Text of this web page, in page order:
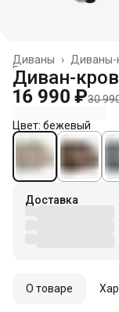
Диваны-
Диваны
›
Главная
Диван-
16 990 ₽30
Цвет: бежевый
Доставка
О товаре